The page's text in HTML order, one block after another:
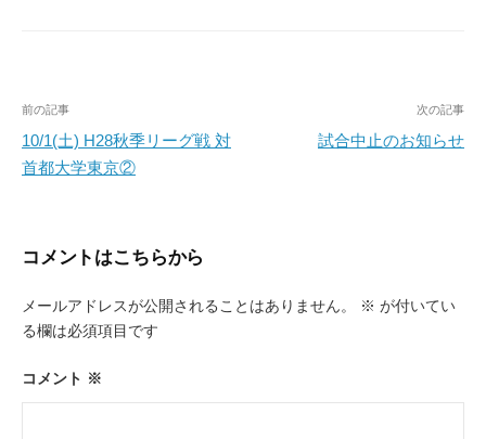
投
稿
ナ
ゲ
シ
ョ
ン
前の記事
10/1(土) H28秋季リーグ戦 対
首都大学東京②
次の記事
試合中止のお知らせ
コメントはこちらから
メールアドレスが公開されることはありません。 ※ が付いてい
る欄は必須項目です
コメント ※